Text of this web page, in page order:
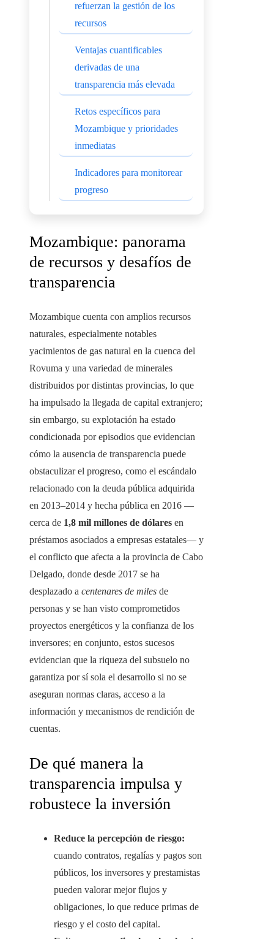
refuerzan la gestión de los
recursos
Ventajas cuantificables
derivadas de una
transparencia más elevada
Retos específicos para
Mozambique y prioridades
inmediatas
Indicadores para monitorear
progreso
Mozambique: panorama
de recursos y desafíos de
transparencia
Mozambique cuenta con amplios recursos
naturales, especialmente notables
yacimientos de gas natural en la cuenca del
Rovuma y una variedad de minerales
distribuidos por distintas provincias, lo que
ha impulsado la llegada de capital extranjero;
sin embargo, su explotación ha estado
condicionada por episodios que evidencian
cómo la ausencia de transparencia puede
obstaculizar el progreso, como el escándalo
relacionado con la deuda pública adquirida
en 2013–2014 y hecha pública en 2016 —
cerca de 1,8 mil millones de dólares en
préstamos asociados a empresas estatales— y
el conflicto que afecta a la provincia de Cabo
Delgado, donde desde 2017 se ha
desplazado a centenares de miles de
personas y se han visto comprometidos
proyectos energéticos y la confianza de los
inversores; en conjunto, estos sucesos
evidencian que la riqueza del subsuelo no
garantiza por sí sola el desarrollo si no se
aseguran normas claras, acceso a la
información y mecanismos de rendición de
cuentas.
De qué manera la
transparencia impulsa y
robustece la inversión
Reduce la percepción de riesgo:
cuando contratos, regalías y pagos son
públicos, los inversores y prestamistas
pueden valorar mejor flujos y
obligaciones, lo que reduce primas de
riesgo y el costo del capital.